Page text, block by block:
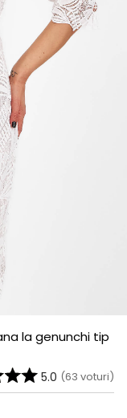
la genunchi tip
5.0 (63 voturi)